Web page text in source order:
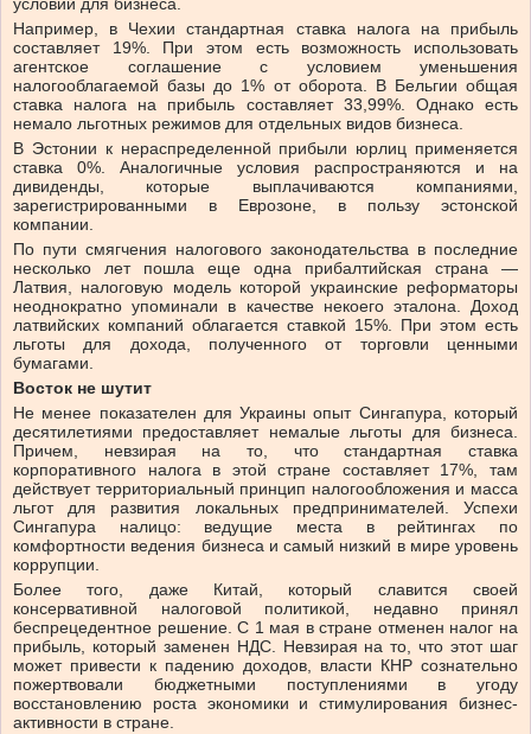
условий для бизнеса.
Например, в Чехии стандартная ставка налога на прибыль
составляет 19%. При этом есть возможность использовать
агентское соглашение с условием уменьшения
налогооблагаемой базы до 1% от оборота. В Бельгии общая
ставка налога на прибыль составляет 33,99%. Однако есть
немало льготных режимов для отдельных видов бизнеса.
В Эстонии к нераспределенной прибыли юрлиц применяется
ставка 0%. Аналогичные условия распространяются и на
дивиденды, которые выплачиваются компаниями,
зарегистрированными в Еврозоне, в пользу эстонской
компании.
По пути смягчения налогового законодательства в последние
несколько лет пошла еще одна прибалтийская страна —
Латвия, налоговую модель которой украинские реформаторы
неоднократно упоминали в качестве некоего эталона. Доход
латвийских компаний облагается ставкой 15%. При этом есть
льготы для дохода, полученного от торговли ценными
бумагами.
Восток не шутит
Не менее показателен для Украины опыт Сингапура, который
десятилетиями предоставляет немалые льготы для бизнеса.
Причем, невзирая на то, что стандартная ставка
корпоративного налога в этой стране составляет 17%, там
действует территориальный принцип налогообложения и масса
льгот для развития локальных предпринимателей. Успехи
Сингапура налицо: ведущие места в рейтингах по
комфортности ведения бизнеса и самый низкий в мире уровень
коррупции.
Более того, даже Китай, который славится своей
консервативной налоговой политикой, недавно принял
беспрецедентное решение. С 1 мая в стране отменен налог на
прибыль, который заменен НДС. Невзирая на то, что этот шаг
может привести к падению доходов, власти КНР сознательно
пожертвовали бюджетными поступлениями в угоду
восстановлению роста экономики и стимулирования бизнес-
активности в стране.